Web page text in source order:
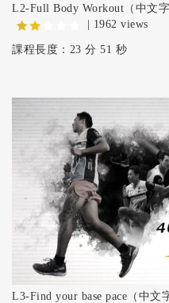
L2-Full Body Workout（中文
| 1962 views
課程長度：23 分 51 秒
L3-Find your base pace（中文